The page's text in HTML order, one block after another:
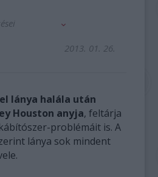
2013. 01. 26.
lánya halála után
Houston anyja, feltárja
problémáit is. A
lánya sok mindent